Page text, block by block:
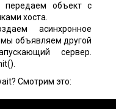
передаем объект с
хоста.
асинхронное
объявляем другой
сервер.
Смотрим это: